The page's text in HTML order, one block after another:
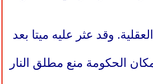
وقد عثر عليه ميتا بعد
الحكومة منع مطلق النار